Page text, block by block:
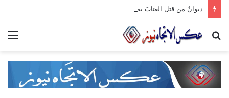
ديوانُ من قتل العتابَ بصمته.. ومضى خلف الأبوابِ يجرُّ ماضيه
بحث